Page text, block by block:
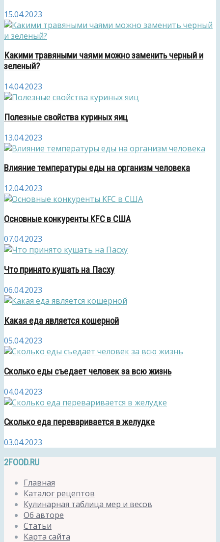
15.04.2023
Какими травяными чаями можно заменить черный и
зеленый?
14.04.2023
Полезные свойства куриных яиц
13.04.2023
Влияние температуры еды на организм человека
12.04.2023
Основные конкуренты KFC в США
07.04.2023
Что принято кушать на Пасху
06.04.2023
Какая еда является кошерной
05.04.2023
Сколько еды съедает человек за всю жизнь
04.04.2023
Сколько еда переваривается в желудке
03.04.2023
2FOOD.RU
Главная
Каталог рецептов
Кулинарная таблица мер и весов
Об авторе
Статьи
Карта сайта